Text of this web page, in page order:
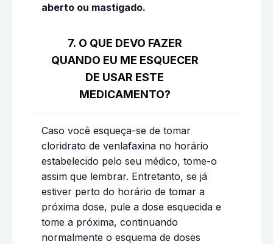
aberto ou mastigado.
7. O QUE DEVO FAZER
QUANDO EU ME ESQUECER
DE USAR ESTE
MEDICAMENTO?
Caso você esqueça-se de tomar
cloridrato de venlafaxina no horário
estabelecido pelo seu médico, tome-o
assim que lembrar. Entretanto, se já
estiver perto do horário de tomar a
próxima dose, pule a dose esquecida e
tome a próxima, continuando
normalmente o esquema de doses